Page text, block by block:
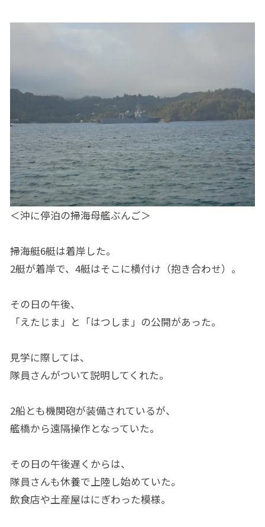
＜沖に停泊の掃海母艦ぶんご＞
掃海艇6艇は着岸した。
2艇が着岸で、4艇はそこに横付け（抱き合わせ）。
その日の午後、
「えたじま」と「はつしま」の公開があった。
見学に際しては、
隊員さんがついて説明してくれた。
2船とも機関砲が装備されているが、
艦橋から遠隔操作となっていた。
その日の午後遅くからは、
隊員さんも休養で上陸し始めていた。
飲食店や土産屋はにぎわった模様。